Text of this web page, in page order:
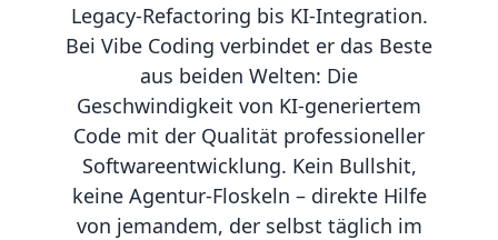
Legacy-Refactoring bis KI-Integration.
Bei Vibe Coding verbindet er das Beste
aus beiden Welten: Die
Geschwindigkeit von KI-generiertem
Code mit der Qualität professioneller
Softwareentwicklung. Kein Bullshit,
keine Agentur-Floskeln – direkte Hilfe
von jemandem, der selbst täglich im